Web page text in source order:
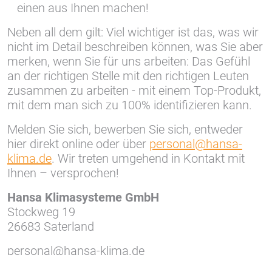
einen aus Ihnen machen!
Neben all dem gilt: Viel wichtiger ist das, was wir
nicht im Detail beschreiben können, was Sie aber
merken, wenn Sie für uns arbeiten: Das Gefühl
an der richtigen Stelle mit den richtigen Leuten
zusammen zu arbeiten - mit einem Top-Produkt,
mit dem man sich zu 100% identifizieren kann.
Melden Sie sich, bewerben Sie sich, entweder
hier direkt online oder über personal@hansa-
klima.de. Wir treten umgehend in Kontakt mit
Ihnen – versprochen!
Hansa Klimasysteme GmbH
Stockweg 19
26683 Saterland
personal@hansa-klima.de